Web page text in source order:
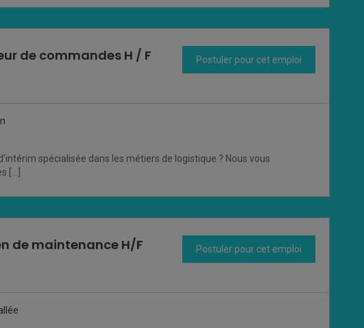
de commandes H / F Postuler pour cet emploi
spécialisée dans les métiers de logistique ? Nous vous
[…]
de maintenance H/F Postuler pour cet emploi